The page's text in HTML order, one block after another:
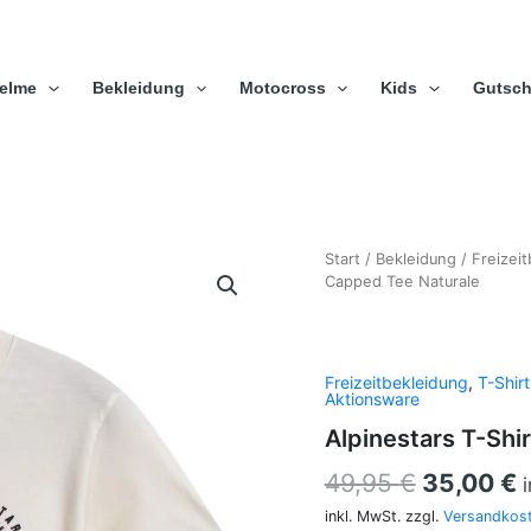
Bekleidung Motocross Kids
Start / Bekleidung /
Capped Tee Naturale
Freizeitbekleidung, T-
Aktionsware
Alpinestars T-
49,95€
49,95 €
35,00 €
inkl. MwSt. zzgl.
Alpinestars
T-
Naturale
Menge